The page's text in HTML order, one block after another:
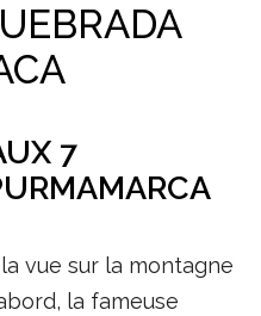
7
vue sur la montagne
la fameuse